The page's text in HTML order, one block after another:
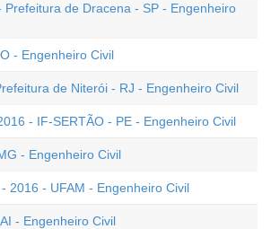
Prefeitura de Dracena - SP - Engenheiro
- Engenheiro Civil
de Niterói - RJ - Engenheiro Civil
- IF-SERTÃO - PE - Engenheiro Civil
- Engenheiro Civil
2016 - UFAM - Engenheiro Civil
- Engenheiro Civil